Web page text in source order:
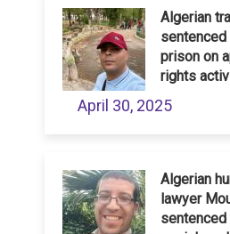
Algerian
prison on
rights
April 30, 2025
Algerian
lawyer